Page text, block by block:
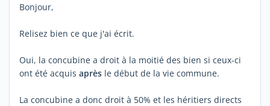
Bonjour,
Relisez bien ce que j'ai écrit.
Oui, la concubine a droit à la moitié des bien si ceux-ci
ont été acquis après le début de la vie commune.
La concubine a donc droit à 50% et les héritiers directs